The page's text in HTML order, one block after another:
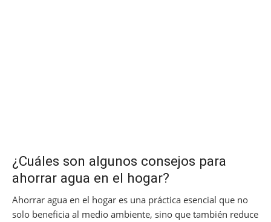
¿Cuáles son algunos consejos para
ahorrar agua en el hogar?
Ahorrar agua en el hogar es una práctica esencial que no
solo beneficia al medio ambiente, sino que también reduce